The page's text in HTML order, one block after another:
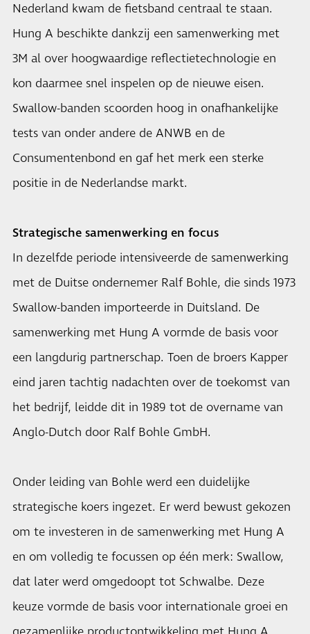
Nederland kwam de fietsband centraal te staan.
Hung A beschikte dankzij een samenwerking met
3M al over hoogwaardige reflectietechnologie en
kon daarmee snel inspelen op de nieuwe eisen.
Swallow-banden scoorden hoog in onafhankelijke
tests van onder andere de ANWB en de
Consumentenbond en gaf het merk een sterke
positie in de Nederlandse markt.
Strategische samenwerking en focus
In dezelfde periode intensiveerde de samenwerking
met de Duitse ondernemer Ralf Bohle, die sinds 1973
Swallow-banden importeerde in Duitsland. De
samenwerking met Hung A vormde de basis voor
een langdurig partnerschap. Toen de broers Kapper
eind jaren tachtig nadachten over de toekomst van
het bedrijf, leidde dit in 1989 tot de overname van
Anglo-Dutch door Ralf Bohle GmbH.
Onder leiding van Bohle werd een duidelijke
strategische koers ingezet. Er werd bewust gekozen
om te investeren in de samenwerking met Hung A
en om volledig te focussen op één merk: Swallow,
dat later werd omgedoopt tot Schwalbe. Deze
keuze vormde de basis voor internationale groei en